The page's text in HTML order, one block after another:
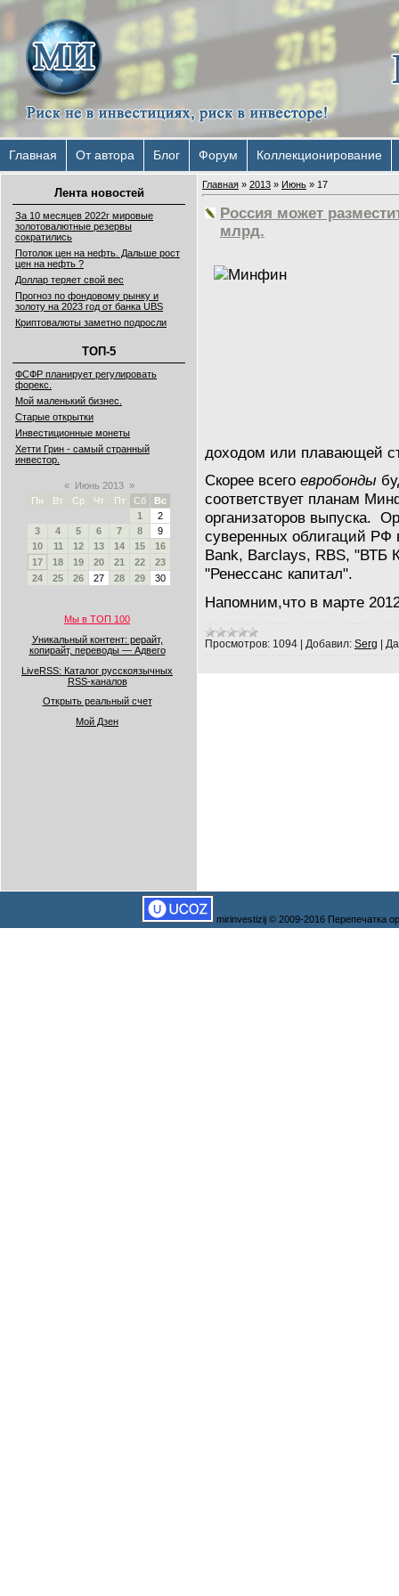
Главная От автора Блог Форум Коллекционирование
Лента новостей
За 10 месяцев 2022г мировые
золотовалютные резервы
сократились
Потолок цен на нефть. Дальше рост
цен на нефть ?
Доллар теряет свой вес
Прогноз по фондовому рынку и
золоту на 2023 год от банка UBS
Криптовалюты заметно подросли
ТОП-5
ФСФР планирует регулировать
форекс.
Мой маленький бизнес.
Старые открытки
Инвестиционные монеты
Хетти Грин - самый странный
инвестор.
« Июнь 2013 »
Пн
Вт Ср Чт Пт Сб
Вс
1
2
3
4 5 6 7 8
9
10
11 12 13 14 15
16
17
18 19 20 21 22
23
24
25 26 27 28 29 30
Мы в ТОП 100
Уникальный контент: рерайт,
копирайт, переводы — Адвего
LiveRSS: Каталог русскоязычных
RSS-каналов
Открыть реальный счет
Мой Дзен
Главная » 2013 » Июнь » 17
Россия может
млрд.
доходом или плавающей
Скорее всего евробонды
соответствует планам
организаторов выпуска.
суверенных облигаций РФ
Bank, Barclays, RBS, "ВТБ
"Ренессанс капитал".
Напомним,что в марте
Просмотров: 1094 | Добавил: Serg |
mirinvestizij © 2009-2016 Перепечатка